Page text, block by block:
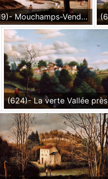
(619)- Mouchamps-Vendée-Le Pont de l'Essaudière-1986-hsb 24x35 cm.